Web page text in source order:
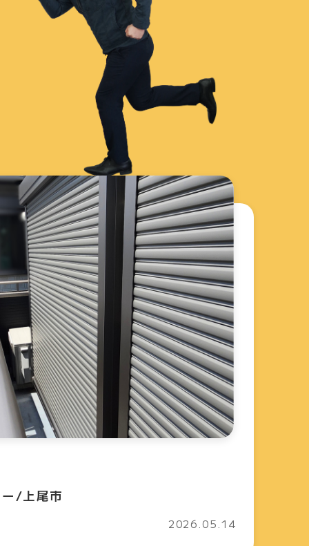
/上尾市
2026.05.14